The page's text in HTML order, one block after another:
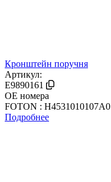
Кронштейн поручня
Артикул:
E9890161
OE номера
FOTON : H4531010107A0
Подробнее